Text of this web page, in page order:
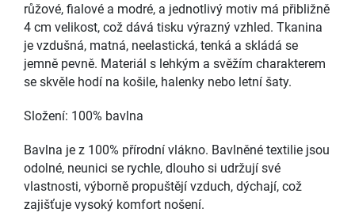
růžové, fialové a modré, a jednotlivý motiv má přibližně
4 cm velikost, což dává tisku výrazný vzhled. Tkanina
je vzdušná, matná, neelastická, tenká a skládá se
jemně pevně. Materiál s lehkým a svěžím charakterem
se skvěle hodí na košile, halenky nebo letní šaty.
Složení: 100% bavlna
Bavlna je z 100% přírodní vlákno. Bavlněné textilie jsou
odolné, neunici se rychle, dlouho si udržují své
vlastnosti, výborně propuštějí vzduch, dýchají, což
zajišťuje vysoký komfort nošení.